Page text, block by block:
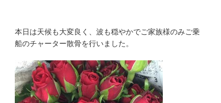
本日は天候も大変良く、波も穏やかでご家族様のみご乗
船のチャーター散骨を行いました。